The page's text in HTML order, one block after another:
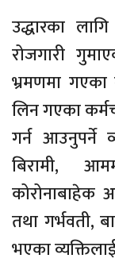
उद्धारका
रोजगारी
भ्रमणमा गएका
लिन गएका
गर्न आउनुपर्ने
बिरामी,
कोरोनाबाहेक
तथा गर्भवती,
भएका